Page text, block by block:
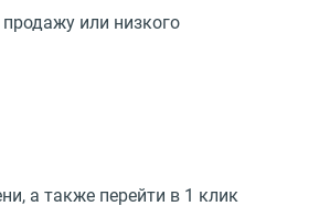
или низкого
а также перейти в 1 клик